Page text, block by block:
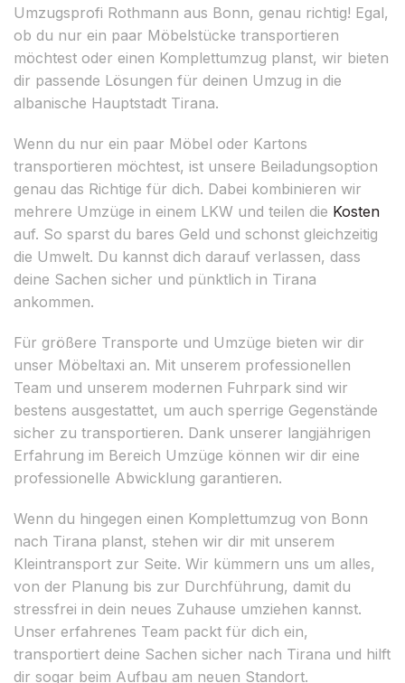
Umzugsprofi Rothmann aus Bonn, genau richtig! Egal,
ob du nur ein paar Möbelstücke transportieren
möchtest oder einen Komplettumzug planst, wir bieten
dir passende Lösungen für deinen Umzug in die
albanische Hauptstadt Tirana.
Wenn du nur ein paar Möbel oder Kartons
transportieren möchtest, ist unsere Beiladungsoption
genau das Richtige für dich. Dabei kombinieren wir
mehrere Umzüge in einem LKW und teilen die Kosten
auf. So sparst du bares Geld und schonst gleichzeitig
die Umwelt. Du kannst dich darauf verlassen, dass
deine Sachen sicher und pünktlich in Tirana
ankommen.
Für größere Transporte und Umzüge bieten wir dir
unser Möbeltaxi an. Mit unserem professionellen
Team und unserem modernen Fuhrpark sind wir
bestens ausgestattet, um auch sperrige Gegenstände
sicher zu transportieren. Dank unserer langjährigen
Erfahrung im Bereich Umzüge können wir dir eine
professionelle Abwicklung garantieren.
Wenn du hingegen einen Komplettumzug von Bonn
nach Tirana planst, stehen wir dir mit unserem
Kleintransport zur Seite. Wir kümmern uns um alles,
von der Planung bis zur Durchführung, damit du
stressfrei in dein neues Zuhause umziehen kannst.
Unser erfahrenes Team packt für dich ein,
transportiert deine Sachen sicher nach Tirana und hilft
dir sogar beim Aufbau am neuen Standort.